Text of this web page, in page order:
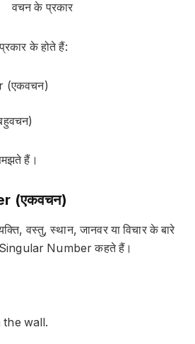
के होते हैं:
(एकवचन)
हैं।
(एकवचन)
वस्तु, स्थान, जानवर या विचार के बारे
Singular Numberकहते हैं।
the wall.